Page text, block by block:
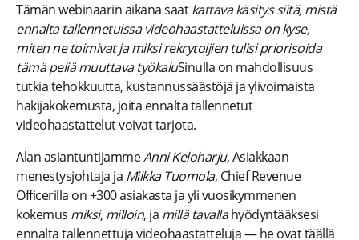
Tämän webinaarin aikana saatkattava käsitys siitä, mistä
ennalta tallennetuissa videohaastatteluissa on kyse,
miten ne toimivat ja miksi rekrytoijien tulisi priorisoida
tämä peliä muuttava työkaluSinulla on mahdollisuus
tutkia tehokkuutta, kustannussäästöjä ja ylivoimaista
hakijakokemusta, joita ennalta tallennetut
videohaastattelut voivat tarjota.
Alan asiantuntijammeAnni Keloharju, Asiakkaan
menestysjohtaja ja Miikka Tuomola, Chief Revenue
Officerilla on +300 asiakasta ja yli vuosikymmenen
kokemus miksi, milloin, ja millä tavallahyödyntääksesi
ennalta tallennettuja videohaastatteluja — he ovat täällä